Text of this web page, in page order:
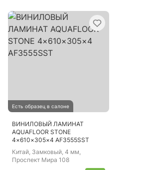
Есть образец в салоне
ВИНИЛОВЫЙ ЛАМИНАТ
AQUAFLOOR STONE
4×610×305×4 AF3555SST
Китай, Замковый, 4 мм,
Проспект Мира 108